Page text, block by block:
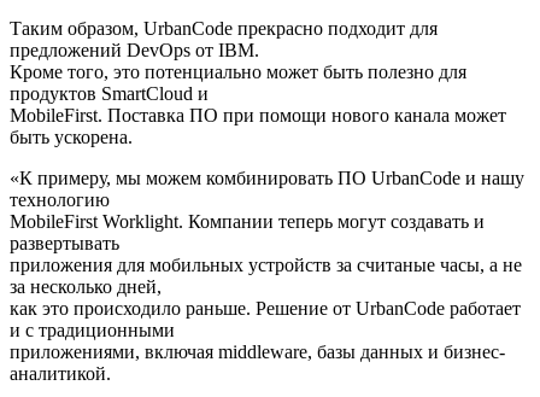
Таким образом, UrbanCode прекрасно подходит для
предложений DevOps от IBM.
Кроме того, это потенциально может быть полезно для
продуктов SmartCloud и
MobileFirst. Поставка ПО при помощи нового канала может
быть ускорена.
«К примеру, мы можем комбинировать ПО UrbanCode и нашу
технологию
MobileFirst Worklight. Компании теперь могут создавать и
развертывать
приложения для мобильных устройств за считаные часы, а не
за несколько дней,
как это происходило раньше. Решение от UrbanCode работает
и с традиционными
приложениями, включая middleware, базы данных и бизнес-
аналитикой.